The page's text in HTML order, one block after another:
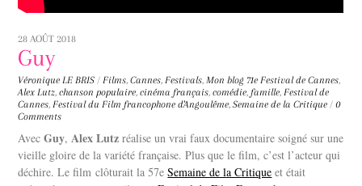
28 AOÛT 2018
Guy
Véronique LE BRIS / Films,Cannes, Festivals, Mon blog 71e Festival de Cannes,
Alex Lutz,chanson populaire,cinéma français,comédie, famille, Festival de
Cannes, Festival du Film francophone d'Angoulême,Semaine de la Critique / 0
Comments
AvecGuy, Alex Lutz réalise un vrai faux documentaire soigné sur une
vieille gloire de la variété française. Plus que le film, c’est l’acteur qui
déchire. Le film clôturait la 57eSemaine de la Critique et était